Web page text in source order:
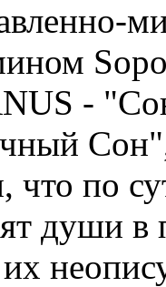
-
что по
души